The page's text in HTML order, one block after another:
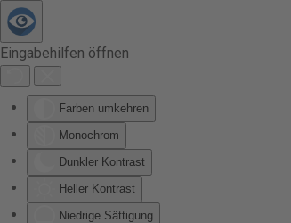
Eingabehilfen öffnen
Farben umkehren
Monochrom
Dunkler Kontrast
Heller Kontrast
Niedrige Sättigung
Zum Hauptinhalt springen